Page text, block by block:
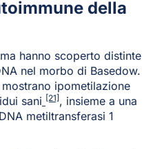
della
hanno scoperto distinte
nel morbo di Basedow.
ipometilazione
sani [21] , insieme a una
metiltransferasi 1